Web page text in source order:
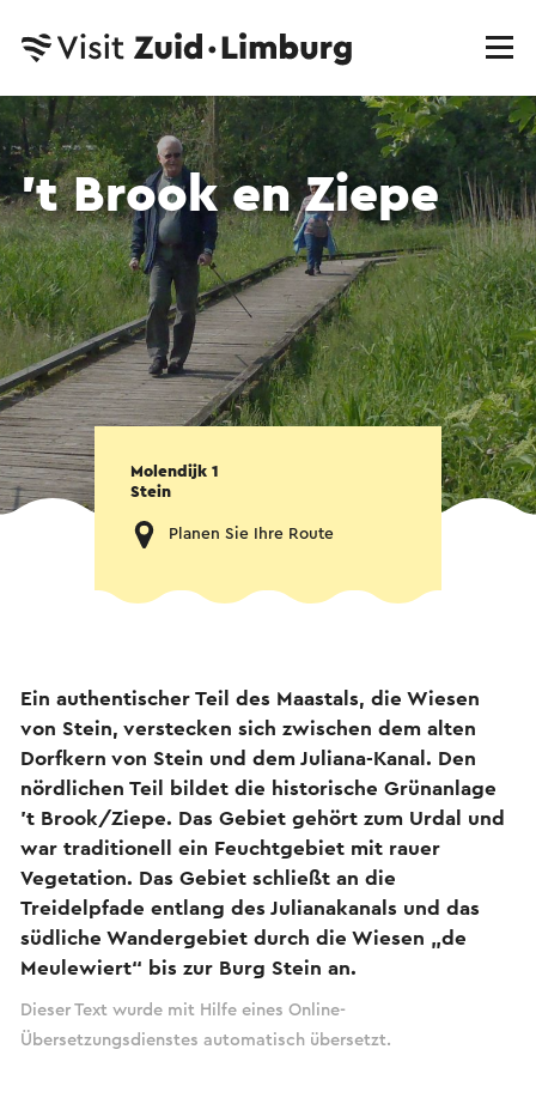
't Brook en Ziepe
Molendijk 1
Stein
Planen Sie Ihre Route
Ein authentischer Teil des Maastals, die Wiesen
von Stein, verstecken sich zwischen dem alten
Dorfkern von Stein und dem Juliana-Kanal. Den
nördlichen Teil bildet die historische Grünanlage
't Brook/Ziepe. Das Gebiet gehört zum Urdal und
war traditionell ein Feuchtgebiet mit rauer
Vegetation. Das Gebiet schließt an die
Treidelpfade entlang des Julianakanals und das
südliche Wandergebiet durch die Wiesen „de
Meulewiert“ bis zur Burg Stein an.
Dieser Text wurde mit Hilfe eines Online-
Übersetzungsdienstes automatisch übersetzt.